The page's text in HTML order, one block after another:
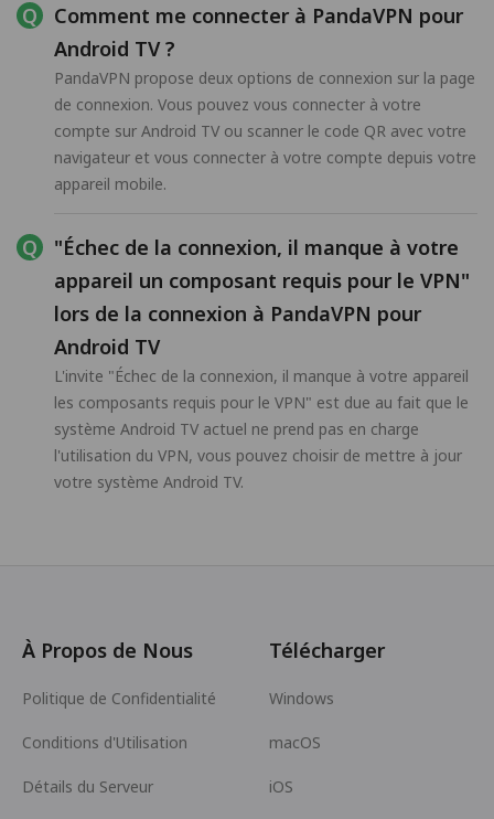
Comment me connecter à PandaVPN pour
Android TV ?
PandaVPN propose deux options de connexion sur la page
de connexion. Vous pouvez vous connecter à votre
compte sur Android TV ou scanner le code QR avec votre
navigateur et vous connecter à votre compte depuis votre
appareil mobile.
"Échec de la connexion, il manque à votre
appareil un composant requis pour le VPN"
lors de la connexion à PandaVPN pour
Android TV
L'invite "Échec de la connexion, il manque à votre appareil
les composants requis pour le VPN" est due au fait que le
système Android TV actuel ne prend pas en charge
l'utilisation du VPN, vous pouvez choisir de mettre à jour
votre système Android TV.
À Propos de Nous
Politique de Confidentialité
Conditions d'Utilisation
Détails du Serveur
Télécharger
Windows
macOS
iOS